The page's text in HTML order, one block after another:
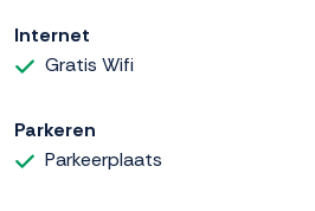
Internet
Gratis Wifi
Parkeren
Parkeerplaats